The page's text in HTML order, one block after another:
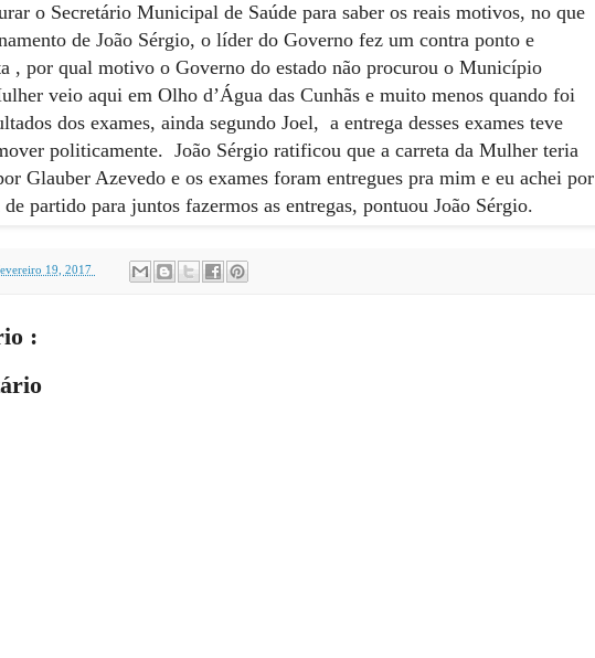
o Secretário Municipal de Saúde para saber os reais motivos, no que
de João Sérgio, o líder do Governo fez um contra ponto e
, por qual motivo o Governo do estado não procurou o Município
veio aqui em Olho d’Água das Cunhãs e muito menos quando foi
dos exames, ainda segundo Joel, a entrega desses exames teve
politicamente. João Sérgio ratificou que a carreta da Mulher teria
Glauber Azevedo e os exames foram entregues pra mim e eu achei por
partido para juntos fazermos as entregas, pontuou João Sérgio.
19, 2017
: